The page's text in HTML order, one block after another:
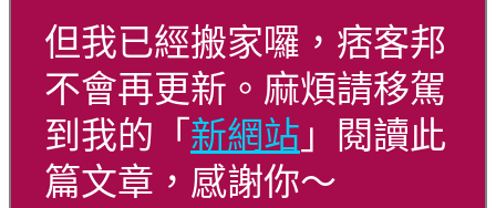
但我已經搬家囉，痞客邦
不會再更新。麻煩請移駕
到我的「 新網站 」閱讀此
篇文章，感謝你～